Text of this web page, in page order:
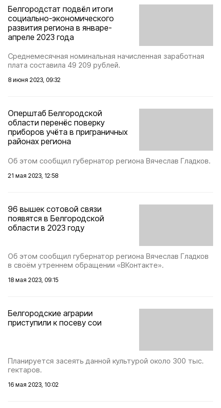
Белгородстат подвёл итоги
социально-экономического
развития региона в январе-
апреле 2023 года
Среднемесячная номинальная начисленная заработная
плата составила 49 209 рублей.
8 июня 2023, 09:32
Оперштаб Белгородской
области перенёс поверку
приборов учёта в приграничных
районах региона
Об этом сообщил губернатор региона Вячеслав Гладков.
21 мая 2023, 12:58
96 вышек сотовой связи
появятся в Белгородской
области в 2023 году
Об этом сообщил губернатор региона Вячеслав Гладков
в своём утреннем обращении «ВКонтакте».
18 мая 2023, 09:15
Белгородские аграрии
приступили к посеву сои
Планируется засеять данной культурой около 300 тыс.
гектаров.
16 мая 2023, 10:02